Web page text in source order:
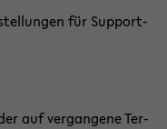
für Sup­port­
auf ver­gan­ge­ne Ter­